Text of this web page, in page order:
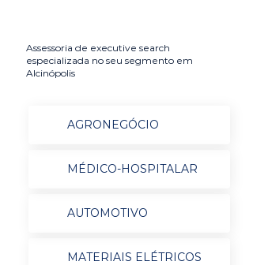
Assessoria de executive search
especializada no seu segmento em
Alcinópolis
AGRONEGÓCIO
MÉDICO-HOSPITALAR
AUTOMOTIVO
MATERIAIS ELÉTRICOS